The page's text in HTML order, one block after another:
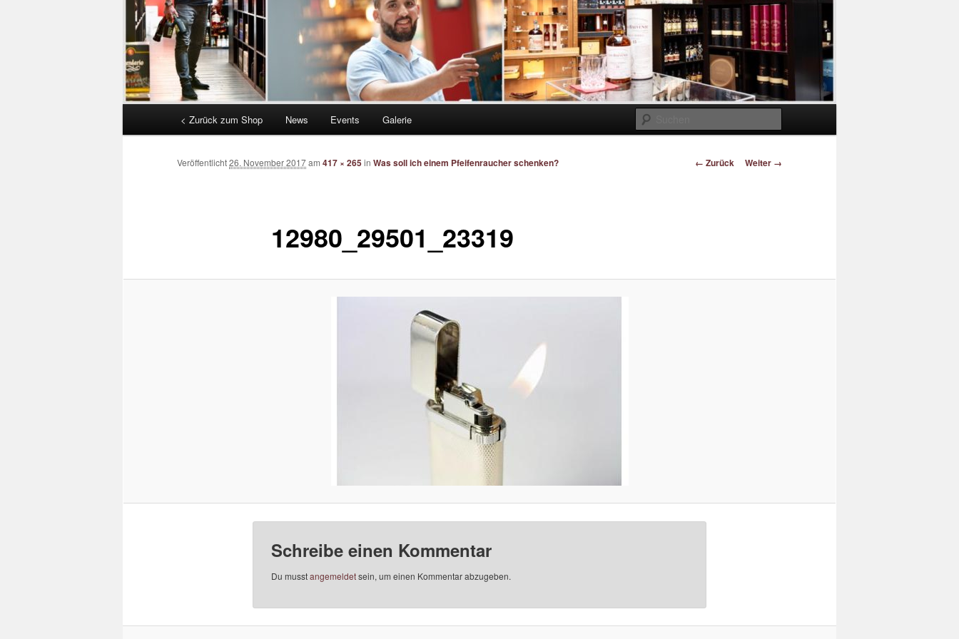
< Zurück zum Shop News Events Galerie
Bilder-
← Zurück Weiter →
12980_29501_23319
Veröffentlicht26. November 2017am 417 × 265in Was soll ich einem Pfeifenraucher schenken?
Schreibe einen Kommentar
Du musstangemeldetsein, um einen Kommentar abzugeben.